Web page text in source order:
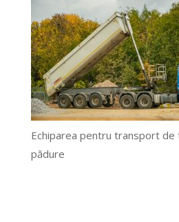
Echiparea pentru transport de
pădure